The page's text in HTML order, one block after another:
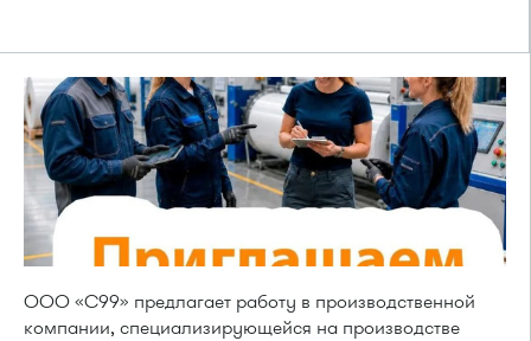
ООО «С99» предлагает работу в производственной
компании, специализирующейся на производстве